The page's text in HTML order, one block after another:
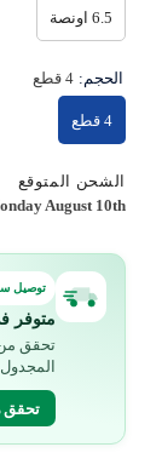
6.5 اونصة
الحجم: 4 قطع
4 قطع
الشحن المتوقع
August 10th
توصيل
متوفر
تحقق من
تحقق